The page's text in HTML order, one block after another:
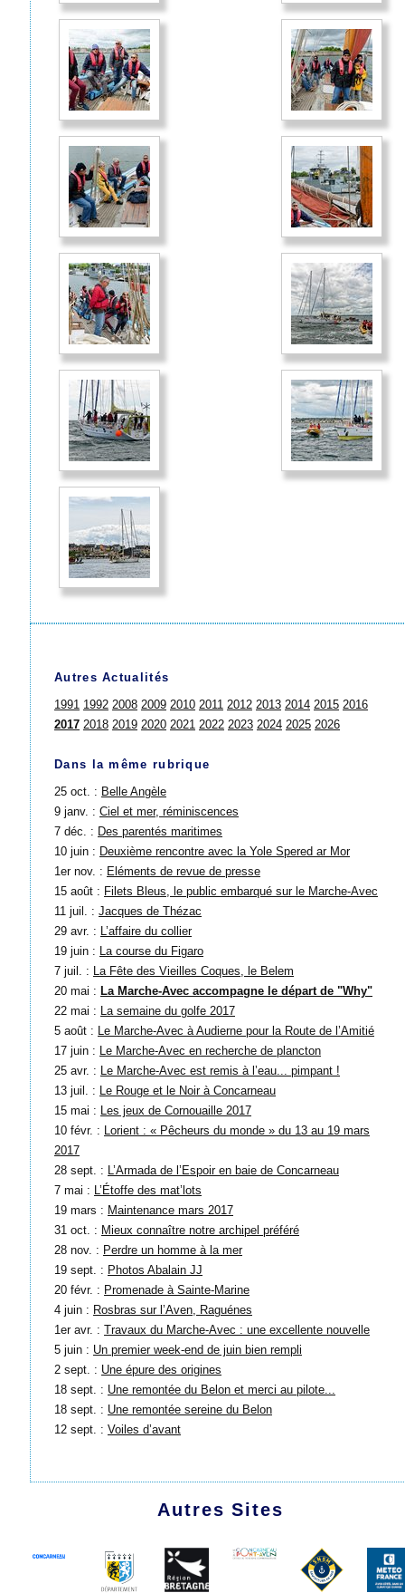
Autres Actualités
1991 1992 2008 2009 2010 2011 2012 2013 2014 2015 2016
2017 2018 2019 2020 2021 2022 2023 2024 2025 2026
Dans la même rubrique
25 oct. : Belle Angèle
9 janv. : Ciel et mer, réminiscences
7 déc. : Des parentés maritimes
10 juin : Deuxième rencontre avec la Yole Spered ar Mor
1er nov. : Eléments de revue de presse
15 août : Filets Bleus, le public embarqué sur le Marche-Avec
11 juil. : Jacques de Thézac
29 avr. : L’affaire du collier
19 juin : La course du Figaro
7 juil. : La Fête des Vieilles Coques, le Belem
20 mai : La Marche-Avec accompagne le départ de "Why"
22 mai : La semaine du golfe 2017
5 août : Le Marche-Avec à Audierne pour la Route de l’Amitié
17 juin : Le Marche-Avec en recherche de plancton
25 avr. : Le Marche-Avec est remis à l’eau... pimpant !
13 juil. : Le Rouge et le Noir à Concarneau
15 mai : Les jeux de Cornouaille 2017
10 févr. : Lorient : « Pêcheurs du monde » du 13 au 19 mars
2017
28 sept. : L’Armada de l’Espoir en baie de Concarneau
7 mai : L’Étoffe des mat’lots
19 mars : Maintenance mars 2017
31 oct. : Mieux connaître notre archipel préféré
28 nov. : Perdre un homme à la mer
19 sept. : Photos Abalain JJ
20 févr. : Promenade à Sainte-Marine
4 juin : Rosbras sur l’Aven, Raguénes
1er avr. : Travaux du Marche-Avec : une excellente nouvelle
5 juin : Un premier week-end de juin bien rempli
2 sept. : Une épure des origines
18 sept. : Une remontée du Belon et merci au pilote...
18 sept. : Une remontée sereine du Belon
12 sept. : Voiles d’avant
Autres Sites